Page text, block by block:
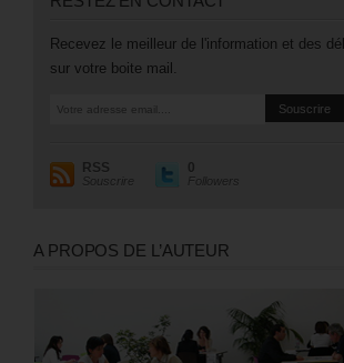
Recevez le meilleur de l'information et des
sur votre boite mail.
RSS
Souscrire
0
Followers
A PROPOS DE L’AUTEUR